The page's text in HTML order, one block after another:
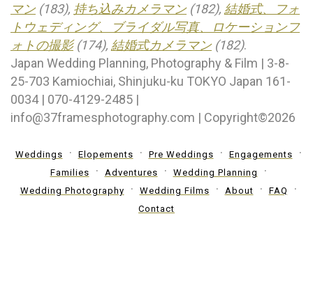
マン(183), 持ち込みカメラマン(182), 結婚式、フォ
トウェディング、ブライダル写真、ロケーションフ
ォトの撮影(174), 結婚式カメラマン(182).
Japan Wedding Planning, Photography & Film | 3-8-
25-703 Kamiochiai, Shinjuku-ku TOKYO Japan 161-
0034 | 070-4129-2485 |
info@37framesphotography.com | Copyright©2026
Weddings Elopements Pre Weddings
Engagements
Families
Adventures
Wedding Planning
Wedding Photography
Wedding Films About
FAQ
Contact